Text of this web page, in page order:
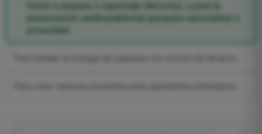
frente a ataques o espionaje (Security), y para la
preservación medioambiental (parques nacionales) o
privacidad.